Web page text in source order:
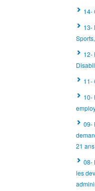
14-
13-
12-
11-
10-
09-
21 ans
08-
les